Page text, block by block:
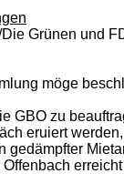
Grünen und
möge
GBO zu
eruiert
gedämpfter